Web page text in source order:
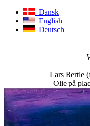
Dansk
English
Deutsch
Lars Bertle
Olie på